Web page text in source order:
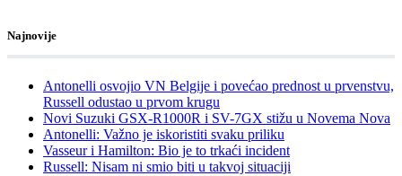
Najnovije
Antonelli osvojio VN Belgije i povećao prednost u prvenstvu,
Russell odustao u prvom krugu
Novi Suzuki GSX-R1000R i SV-7GX stižu u Novema Nova
Antonelli: Važno je iskoristiti svaku priliku
Vasseur i Hamilton: Bio je to trkaći incident
Russell: Nisam ni smio biti u takvoj situaciji